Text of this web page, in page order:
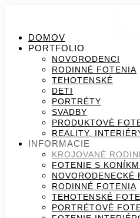
DOMOV
PORTFOLIO
NOVORODENCI
RODINNÉ FOTENIA
TEHOTENSKÉ
DETI
PORTRÉTY
SVADBY
PRODUKTOVÉ
REALITY,
INFORMACIE
KROJOVANÉ
FOTENIE S
NOVORODENECKÉ
RODINNÉ FOTENIA
TEHOTENSKÉ
PORTRÉTOVÉ